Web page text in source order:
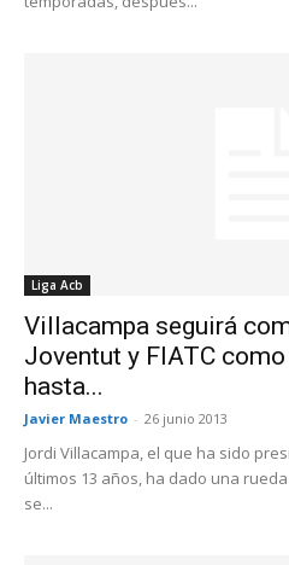
Liga Acb
Villacampa seguirá
Joventut y FIATC
hasta...
Javier Maestro - 26 junio 2013
Jordi Villacampa, el que ha sido
últimos 13 años, ha dado una
se...